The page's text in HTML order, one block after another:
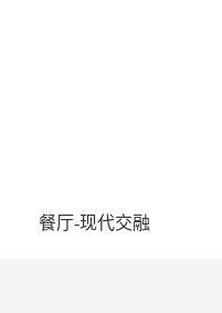
餐厅-现代交融